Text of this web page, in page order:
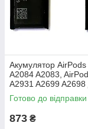
Акумулятор
A2084 A2083,
A2931 A2699 A2698
кейса
Готово до відправки
873 ₴